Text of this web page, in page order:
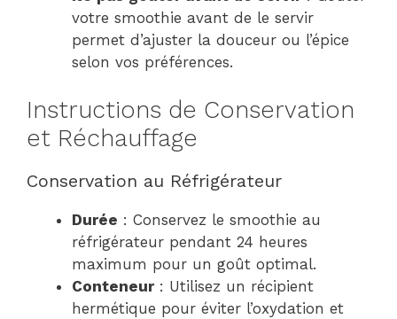
votre smoothie avant de le servir
permet d’ajuster la douceur ou l’épice
selon vos préférences.
Instructions de Conservation
et Réchauffage
Conservation au Réfrigérateur
Durée : Conservez le smoothie au
réfrigérateur pendant 24 heures
maximum pour un goût optimal.
Conteneur: Utilisez un récipient
hermétique pour éviter l’oxydation et